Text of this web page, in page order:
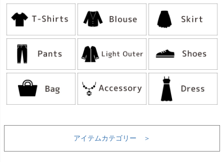
アイテムカテゴリー ＞